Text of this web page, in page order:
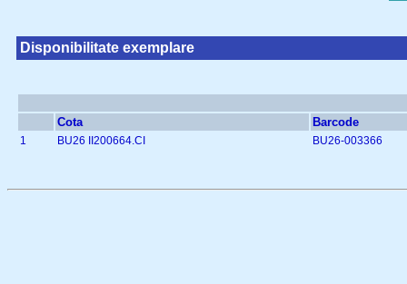
Disponibilitate exemplare
Cota Barcode
1 BU26 II200664.CI BU26-003366